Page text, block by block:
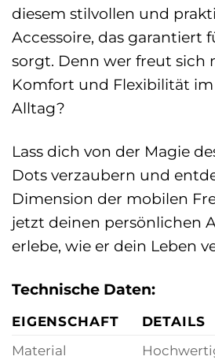
diesem stilvollen und
Accessoire, das garantiert
sorgt. Denn wer freut sich
Komfort und Flexibilität
Alltag?
Lass dich von der Magie
Dots verzaubern und
Dimension der mobilen
jetzt deinen persönlichen
erlebe, wie er dein Leben
Technische Daten:
EIGENSCHAFT
DETAILS
Material